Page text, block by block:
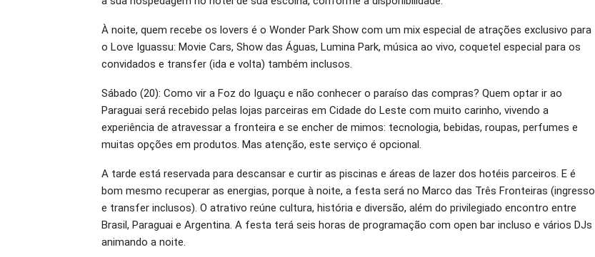
À noite, quem recebe os lovers é o Wonder Park Show com um mix especial de atrações exclusivo para
o Love Iguassu: Movie Cars, Show das Águas, Lumina Park, música ao vivo, coquetel especial para os
convidados e transfer (ida e volta) também inclusos.
Sábado (20): Como vir a Foz do Iguaçu e não conhecer o paraíso das compras? Quem optar ir ao
Paraguai será recebido pelas lojas parceiras em Cidade do Leste com muito carinho, vivendo a
experiência de atravessar a fronteira e se encher de mimos: tecnologia, bebidas, roupas, perfumes e
muitas opções em produtos. Mas atenção, este serviço é opcional.
A tarde está reservada para descansar e curtir as piscinas e áreas de lazer dos hotéis parceiros. E é
bom mesmo recuperar as energias, porque à noite, a festa será no Marco das Três Fronteiras (ingresso
e transfer inclusos). O atrativo reúne cultura, história e diversão, além do privilegiado encontro entre
Brasil, Paraguai e Argentina. A festa terá seis horas de programação com open bar incluso e vários DJs
animando a noite.